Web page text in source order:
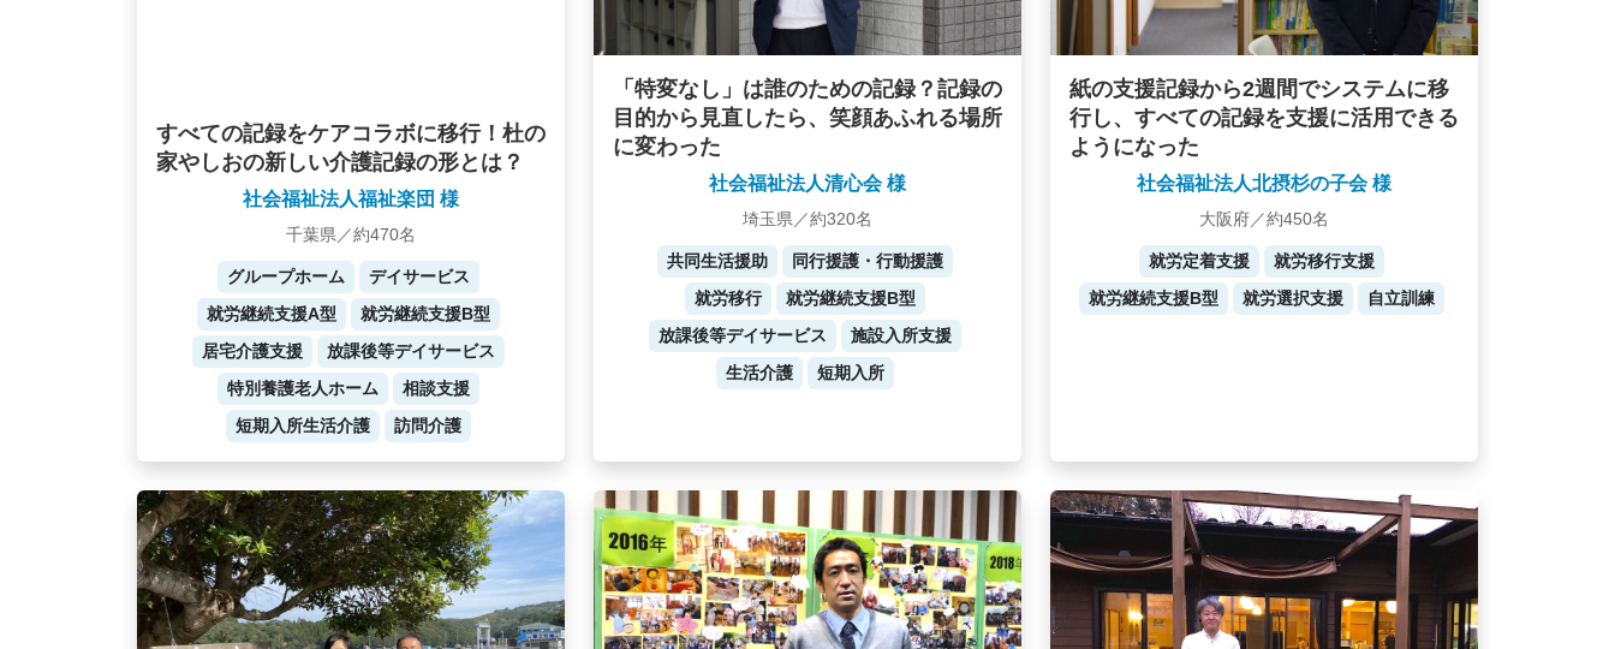
すべての記録をケアコラボに移行！杜の
家やしおの新しい介護記録の形とは？
社会福祉法人福祉楽団 様
千葉県／約470名
グループホーム
デイサービス
就労継続支援A型
就労継続支援B型
居宅介護支援
放課後等デイサービス
特別養護老人ホーム
相談支援
短期入所生活介護
訪問介護
「特変なし」は誰のための記録？記録の
目的から見直したら、笑顔あふれる場所
に変わった
社会福祉法人清心会 様
埼玉県／約320名
共同生活援助
同行援護・行動援護
就労移行
就労継続支援B型
放課後等デイサービス
施設入所支援
生活介護
短期入所
紙の支援記録から2週間でシステムに移
行し、すべての記録を支援に活用できる
ようになった
社会福祉法人北摂杉の子会 様
大阪府／約450名
就労定着支援
就労移行支援
就労継続支援B型
就労選択支援 自立訓練